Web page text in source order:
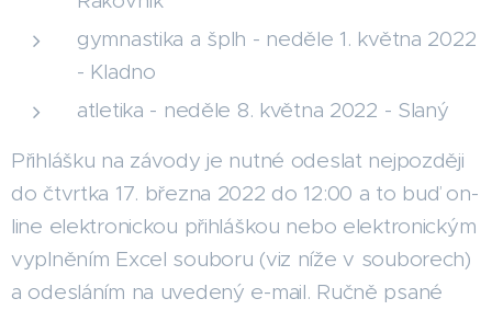
gymnastika a šplh - neděle 1. května 2022
- Kladno
atletika - neděle 8. května 2022 - Slaný
Přihlášku na závody je nutné odeslat nejpozději
do čtvrtka 17. března 2022 do 12:00 a to buď on-
line elektronickou přihláškou nebo elektronickým
vyplněním Excel souboru (viz níže v souborech)
a odesláním na uvedený e-mail. Ručně psané